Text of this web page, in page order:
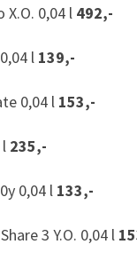
X.O. 0,04 l 492,-
l 139,-
0,04 l 153,-
l 235,-
0,04 l 133,-
3 Y.O. 0,04 l